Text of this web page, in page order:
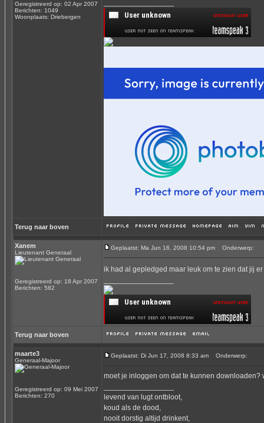
Geregistreerd op: 02 Apr 2007
Berichten: 1049
Woonplaats: Driebergen
Terug naar boven
Xanem
Lieutenant Generaal
Geregistreerd op: 18 Apr 2007
Berichten: 582
Geplaatst: Ma Jun 16, 2008 10:54 pm Onderwerp:
ik had al gepledged maar leuk om te zien dat jij
Terug naar boven
maarte3
Generaal-Majoor
Geregistreerd op: 09 Mei 2007
Berichten: 270
Geplaatst: Di Jun 17, 2008 8:33 am Onderwerp:
moet je inloggen om dat te kunnen downloaden?
levend van lugt ontbloot,
koud als de dood,
nooit dorstig altijd drinkent,